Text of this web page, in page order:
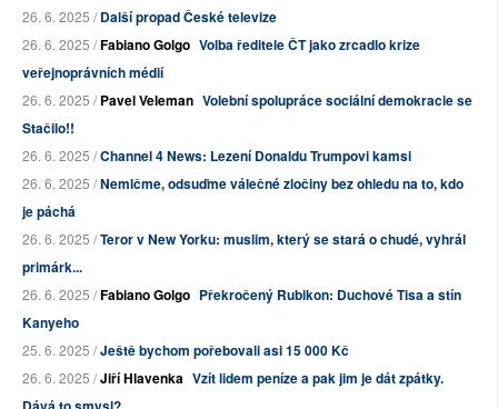
26. 6. 2025 /Další propad České televize
26. 6. 2025 /Fabiano Golgo Volba ředitele ČT jako zrcadlo krize
veřejnoprávních médií
26. 6. 2025 /Pavel Veleman Volební spolupráce sociální demokracie se
Stačilo!!
26. 6. 2025 /Channel 4 News: Lezení Donaldu Trumpovi kamsi
26. 6. 2025 /Nemlčme, odsuďme válečné zločiny bez ohledu na to, kdo
je páchá
26. 6. 2025 /Teror v New Yorku: muslim, který se stará o chudé, vyhrál
primárk...
26. 6. 2025 /Fabiano Golgo Překročený Rubikon: Duchové Tisa a stín
Kanyeho
25. 6. 2025 /Ještě bychom pořebovali asi 15 000 Kč
26. 6. 2025 /Jiří Hlavenka Vzít lidem peníze a pak jim je dát zpátky.